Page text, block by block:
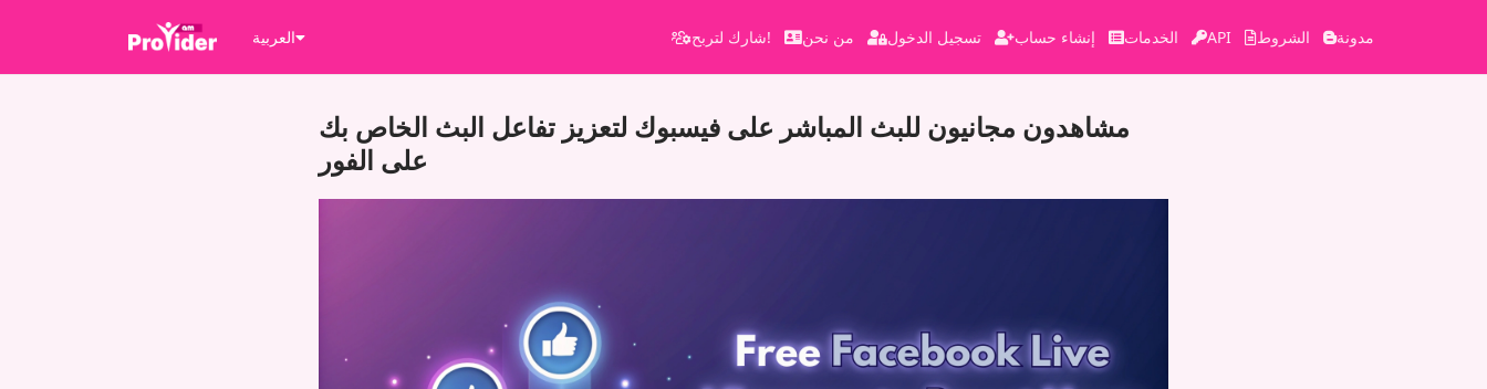
العربية شارك لتربح! من نحن تسجيل الدخول إنشاء حساب الخدمات API الشروط مدونة
مشاهدون مجانيون للبث المباشر على فيسبوك لتعزيز تفاعل البث الخاص بك
على الفور